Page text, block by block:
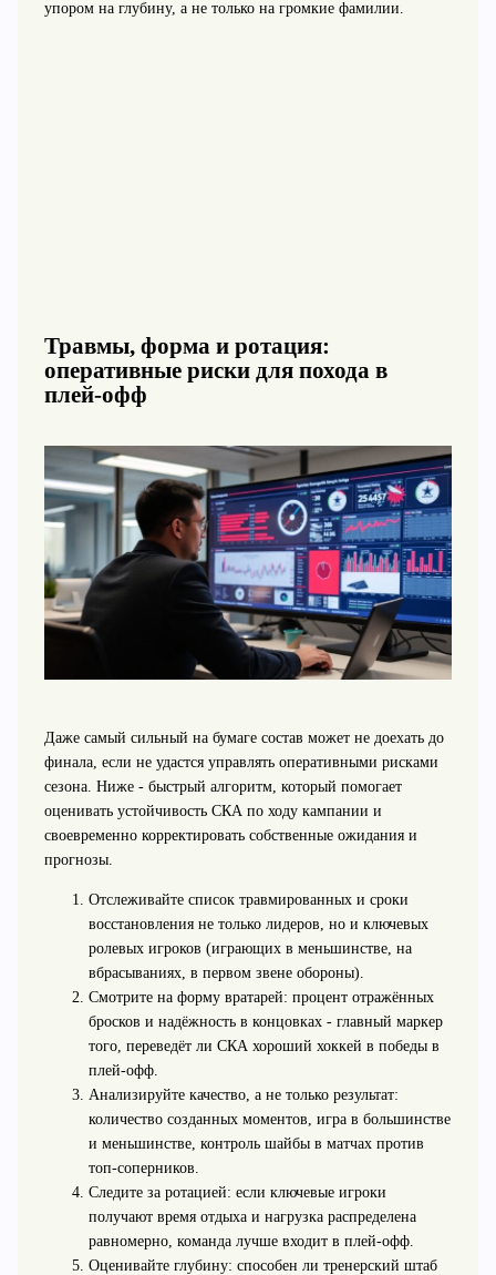
упором на глубину, а не только на громкие фамилии.
Травмы, форма и ротация:
оперативные риски для похода в
плей‑офф
Даже самый сильный на бумаге состав может не доехать до
финала, если не удастся управлять оперативными рисками
сезона. Ниже - быстрый алгоритм, который помогает
оценивать устойчивость СКА по ходу кампании и
своевременно корректировать собственные ожидания и
прогнозы.
Отслеживайте список травмированных и сроки
восстановления не только лидеров, но и ключевых
ролевых игроков (играющих в меньшинстве, на
вбрасываниях, в первом звене обороны).
Смотрите на форму вратарей: процент отражённых
бросков и надёжность в концовках - главный маркер
того, переведёт ли СКА хороший хоккей в победы в
плей‑офф.
Анализируйте качество, а не только результат:
количество созданных моментов, игра в большинстве
и меньшинстве, контроль шайбы в матчах против
топ‑соперников.
Следите за ротацией: если ключевые игроки
получают время отдыха и нагрузка распределена
равномерно, команда лучше входит в плей‑офф.
Оценивайте глубину: способен ли тренерский штаб